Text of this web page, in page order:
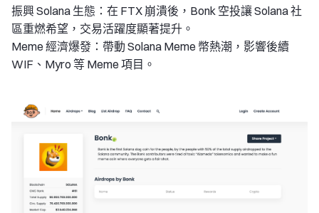
振興 Solana 生態：在 FTX 崩潰後，Bonk 空投讓 Solana 社
區重燃希望，交易活躍度顯著提升。
Meme 經濟爆發：帶動 Solana Meme 幣熱潮，影響後續
WIF、Myro 等 Meme 項目。